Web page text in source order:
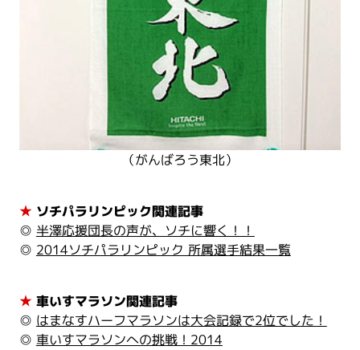
（がんばろう東北）
★ ソチパラリンピック関連記事
◎ 半澤応援団長の声が、ソチに響く！！
◎ 2014ソチパラリンピック 所属選手結果一覧
★ 車いすマラソン関連記事
◎ はまなすハーフマラソンは大会記録で2位でした！
◎ 車いすマラソンへの挑戦！2014